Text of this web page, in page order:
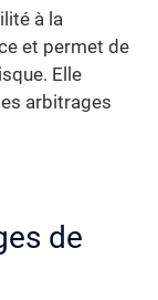
à la
et permet de
Elle
arbitrages
de